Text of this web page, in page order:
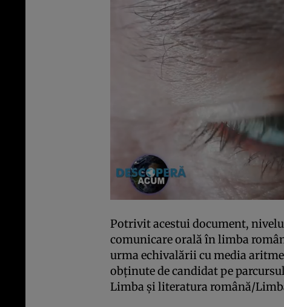
Potrivit acestui document,
comunicare orală în limba
urma echivalării cu media
obținute de candidat pe
Limba și literatura română/